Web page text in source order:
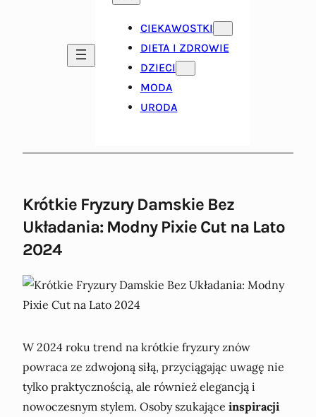
CIEKAWOSTKI
DIETA I ZDROWIE
DZIECI
MODA
URODA
Krótkie Fryzury Damskie Bez
Układania: Modny Pixie Cut na Lato
2024
W 2024 roku trend na krótkie fryzury znów
powraca ze zdwojoną siłą, przyciągając uwagę nie
tylko praktycznością, ale również elegancją i
nowoczesnym stylem. Osoby szukające inspiracji